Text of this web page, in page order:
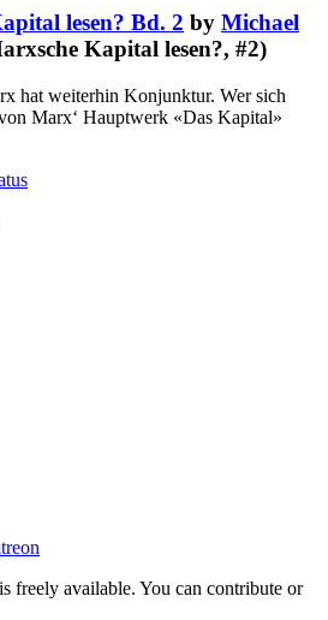
lesen? Bd. 2 by Michael
Kapital lesen?, #2)
hat weiterhin Konjunktur. Wer sich
Marx‘ Hauptwerk «Das Kapital»
freely available. You can contribute or